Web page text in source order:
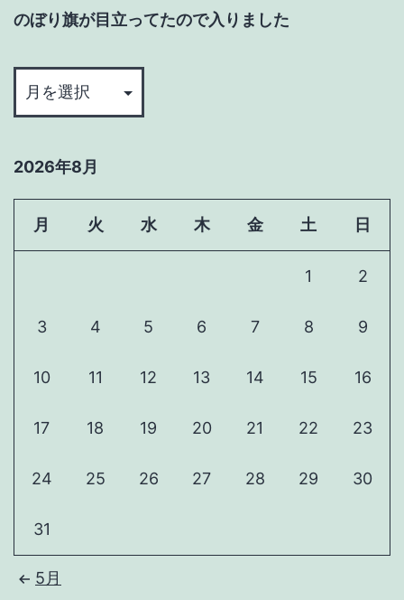
ぼ
旗
を
ナ
策
の
旗
のぼり旗が目立ってたので入りました
り
が
目
っ
2026年8月
月 火 水 木 金 土 日
1 2
3 4 5 6 7 8 9
10 11 12 13 14 15 16
17 18 19 20 21 22 23
24 25 26 27 28 29 30
31
5月